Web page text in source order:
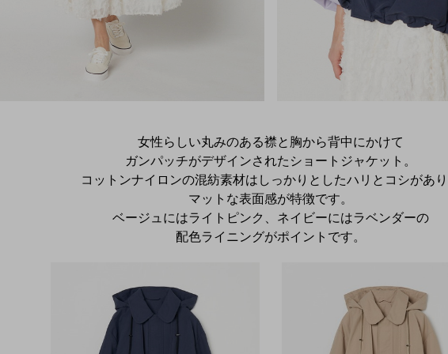
女性らしい丸みのある襟と胸から背中にかけて
ガンパッチがデザインされたショートジャケット。
コットンナイロンの混紡素材はしっかりとしたハリとコシがあ
マットな表面感が特徴です。
ベージュにはライトピンク、ネイビーにはラベンダーの
配色ライニングがポイントです。